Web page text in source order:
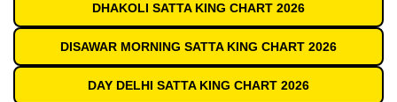
DHAKOLI SATTA KING CHART 2026
DISAWAR MORNING SATTA KING CHART 2026
DAY DELHI SATTA KING CHART 2026